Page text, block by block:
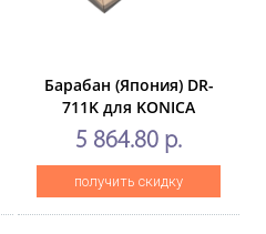
Барабан (Япония) DR-
711K для KONICA
MINOLTA
Bizhub654/754/C654/C754/
(CET), 300000 стр.,
CET6597
5 864.80 р.
получить скидку